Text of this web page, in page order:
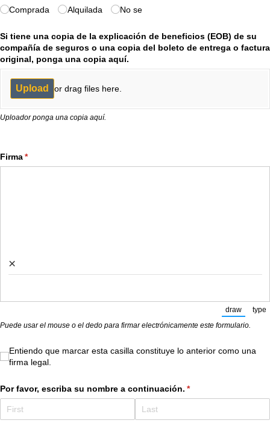
Comprada
Alquilada No se
Si tiene una copia de la explicación de beneficios (EOB) de su
compañía de seguros o una copia del boleto de entrega o factura
original, ponga una copia aquí.
Upload or drag files here.
Uploador ponga una copia aquí.
Firma*
(required)
×
draw
(Switch to
type
Puede usar el mouse o el dedo para firmar electrónicamente este formulario.
Entiendo que marcar esta casilla constituye lo anterior como
Entiendo que marcar esta casilla constituye lo anterior como una
firma legal.
Por favor, escriba su nombre a continuación. *
(required)